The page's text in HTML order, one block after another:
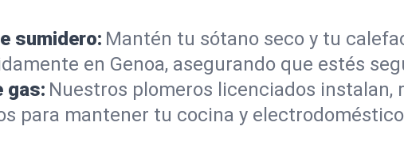
sumidero: Mantén tu sótano seco y tu
en Genoa, asegurando que estés
gas: Nuestros plomeros licenciados instalan,
para mantener tu cocina y